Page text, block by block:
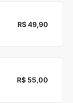
R$ 49,90
R$ 55,00